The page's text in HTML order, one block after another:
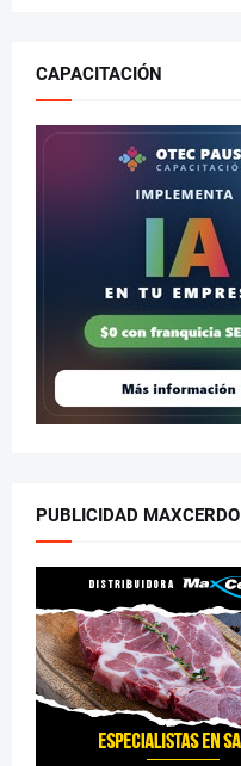
CAPACITACIÓN
PUBLICIDAD MAXCERDO